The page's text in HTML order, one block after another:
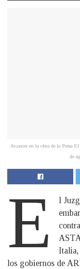
Avances en la obra de la Presa
de
E
l
Italia,
los gobiernos de